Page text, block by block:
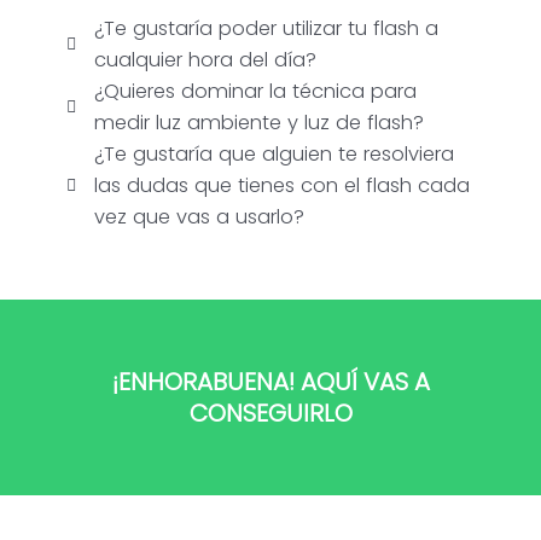
¿Te gustaría poder utilizar tu flash a
cualquier hora del día?
¿Quieres dominar la técnica para
medir luz ambiente y luz de flash?
¿Te gustaría que alguien te resolviera
las dudas que tienes con el flash cada
vez que vas a usarlo?
¡ENHORABUENA! AQUÍ VAS A
CONSEGUIRLO